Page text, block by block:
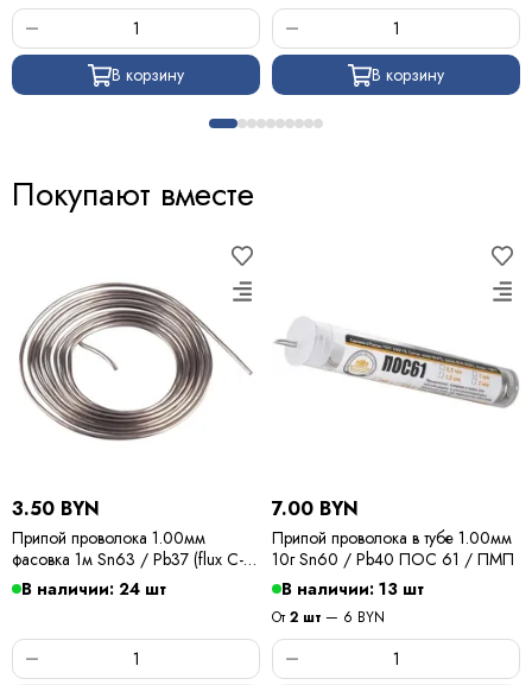
В корзину В корзину
Покупают вместе
3.50 BYN
Припой проволока 1.00мм
фасовка 1м Sn63 / Pb37 (flux C-6)
ПОС 63 / Kewei
В наличии: 24 шт
7.00 BYN
Припой проволока в тубе 1.00мм
10г Sn60 / Pb40 ПОС 61 / ПМП
В наличии: 13 шт
От2 шт — 6 BYN